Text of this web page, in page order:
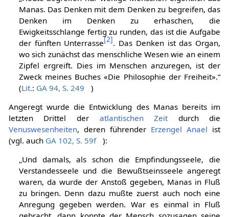
„Heute begreifen nur wenige Menschen eigentlich das
Manas. Das Denken mit dem Denken zu begreifen, das
Denken im Denken zu erhaschen, die
Ewigkeitsschlange fertig zu runden, das ist die Aufgabe
der fünften Unterrasse[2]. Das Denken ist das Organ,
wo sich zunächst das menschliche Wesen wie an einem
Zipfel ergreift. Dies im Menschen anzuregen, ist der
Zweck meines Buches «Die Philosophie der Freiheit».“
Angeregt wurde die Entwicklung des Manas bereits im
letzten Drittel deratlantischen Zeitdurch die
Venuswesenheiten, deren führender
„Und damals, als schon die Empfindungsseele, die
Verstandesseele und die Bewußtseinsseele angeregt
waren, da wurde der Anstoß gegeben, Manas in Fluß
zu bringen. Denn dazu mußte zuerst auch noch eine